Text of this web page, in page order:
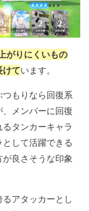
がりにくいもの
けています。
もりなら回復系
メンバーに回復
タンカーキャラ
して活躍できる
良さそうな印象
アタッカーとし